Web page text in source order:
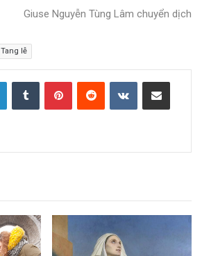
Giuse Nguyễn Tùng Lâm chuyển dịch
Tang lễ